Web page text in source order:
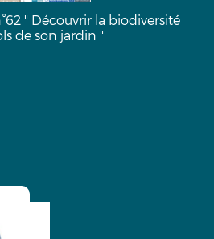
" Découvrir la biodiversité
de son jardin "